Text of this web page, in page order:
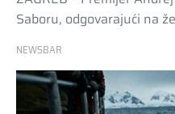
Saboru, odgovarajući na
NEWSBAR